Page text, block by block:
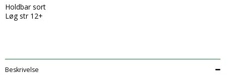
Holdbar sort
Løg str 12+
Beskrivelse